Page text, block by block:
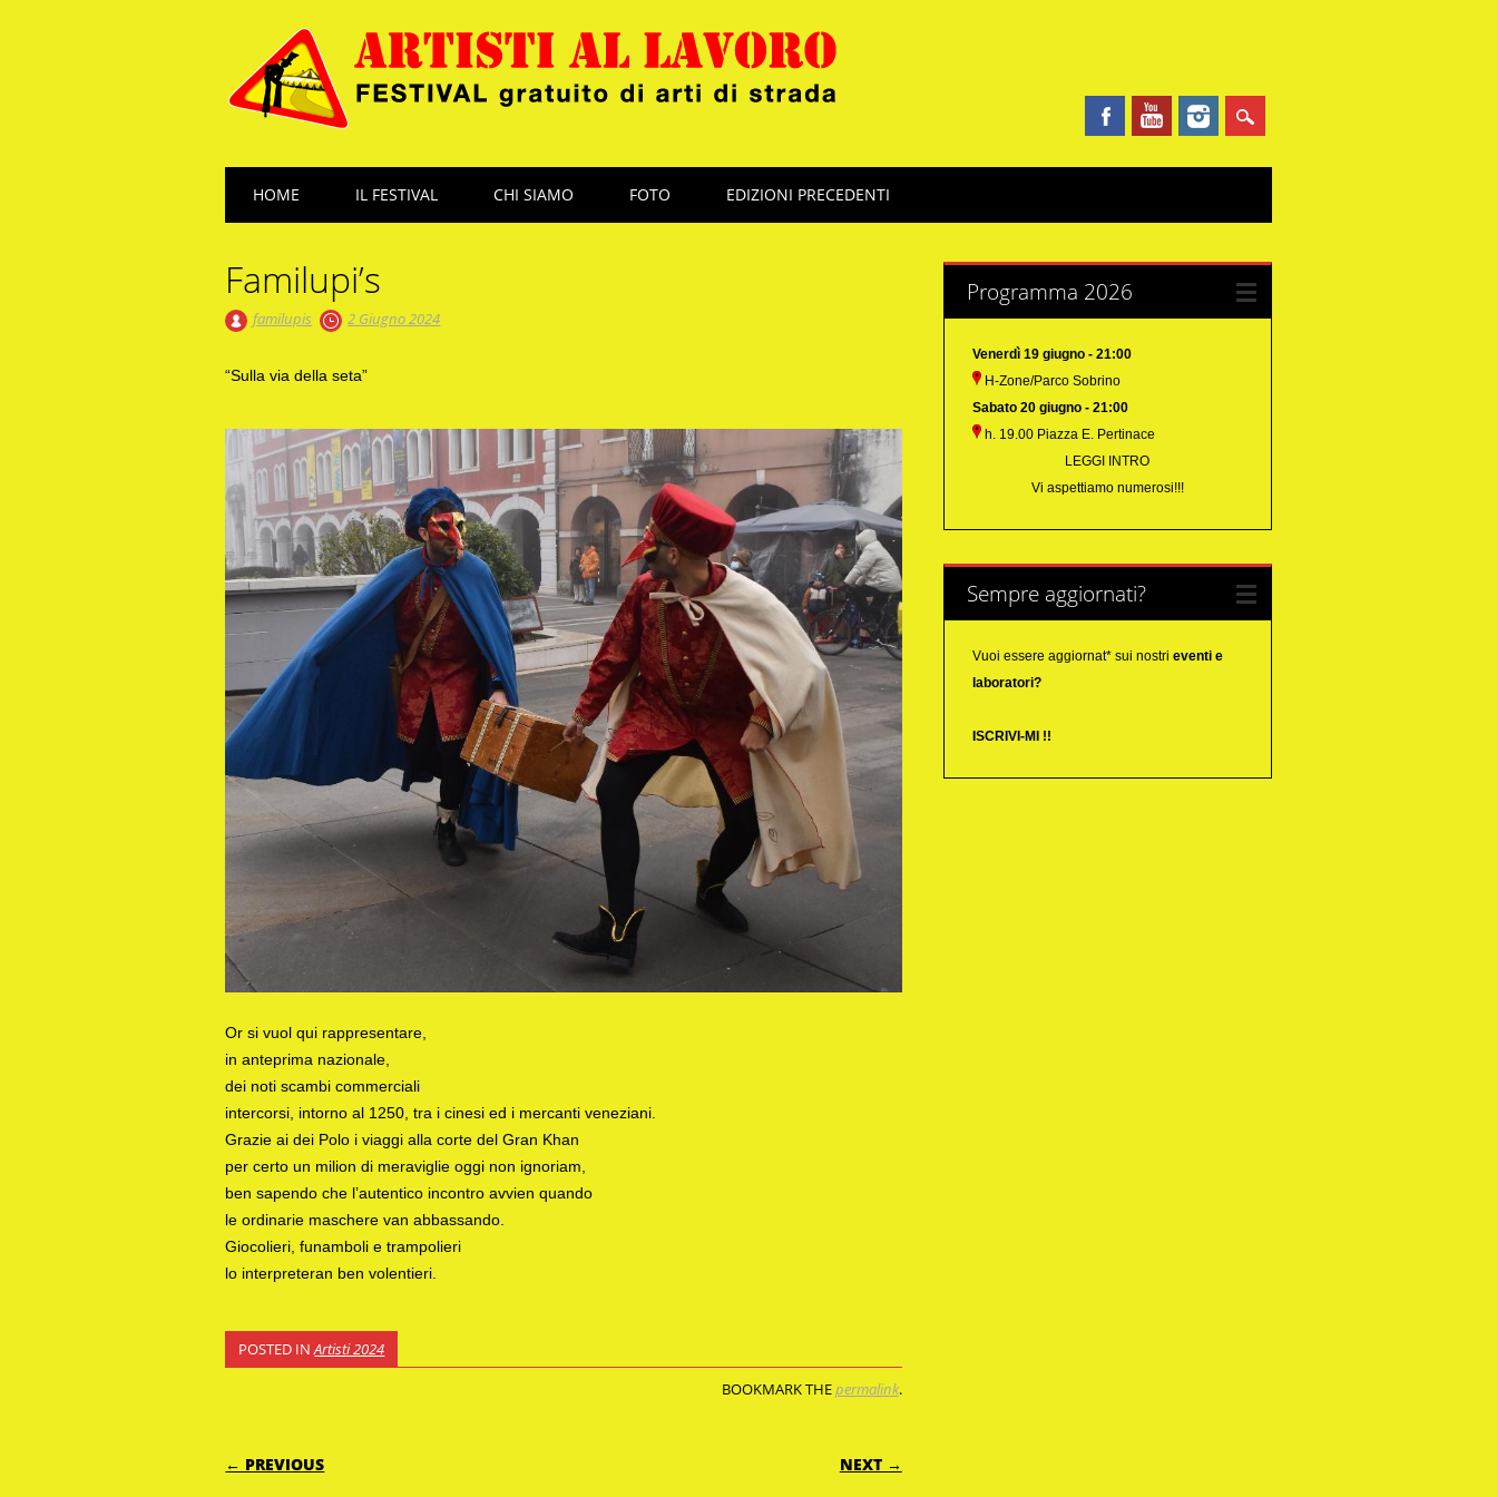
Main menu
HOME IL FESTIVAL CHI SIAMO FOTO EDIZIONI PRECEDENTI
Familupi’s
familupis 2 Giugno 2024
“Sulla via della seta”
Or si vuol qui rappresentare,
in anteprima nazionale,
dei noti scambi commerciali
intercorsi, intorno al 1250, tra i cinesi ed i mercanti veneziani.
Grazie ai dei Polo i viaggi alla corte del Gran Khan
per certo un milion di meraviglie oggi non ignoriam,
ben sapendo che l’autentico incontro avvien quando
le ordinarie maschere van abbassando.
Giocolieri, funamboli e trampolieri
lo interpreteran ben volentieri.
POSTED INArtisti 2024
BOOKMARK THEpermalink.
POST NAVIGATION
← PREVIOUS NEXT →
Programma 2026
Venerdì 19 giugno - 21:00
H-Zone/Parco Sobrino
Sabato 20 giugno - 21:00
h. 19.00 Piazza E. Pertinace
LEGGI INTRO
Vi aspettiamo numerosi!!!
Sempre aggiornati?
Vuoi essere aggiornat* sui nostrieventi e
laboratori?
ISCRIVI-MI !!